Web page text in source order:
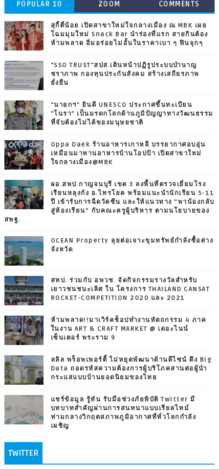
POPULAR 10 ZOOM COMMENTS
สุกี้ตี๋น้อย เปิดสาขาใหม่ใจกลางเมือง ณ MBK เผย
โฉมมุมใหม่ Snack Bar นำร่องที่แรก สายกินต้อง
ห้ามพลาด อิ่มอร่อยไม่อั้นในราคาเบา ๆ ฟินจุกๆ
"SSO TRUST"สปส.เดินหน้าปฏิรูประบบบำนาญ
ชราภาพ กองทุนประกันสังคม สร้างเสถียรภาพ
ยั่งยืน
"นายกฯ" ยินดี UNESCO ประกาศขึ้นทะเบียน
"โนรา" เป็นมรดกโลกด้านภูมิปัญญาทางวัฒนธรรม
ที่จับต้องไม่ได้ของมนุษยชาติ
Oppa Daek ร้านอาหารเกาหลี บรรยากาศอบอุ่น
เหมือนมาทานอาหารบ้านโอปป้า เปิดสาขาใหม่
ใจกลางเมือง@MBK
ผอ.สพป.กาญจนบุรี เขต 3 ลงพื้นที่ตรวจเยี่ยมโรง
เรียนหลุงกัง อ.ไทรโยค พร้อมแนะนำนักเรียน 5-11
ปี เข้ารับการฉีดวัคซีน และให้แนวทาง “พาน้องกลับ
สู่ห้องเรียน” กับคณะครูผู้บริหาร ตามนโยบายของ
สพฐ.
OCEAN Property ลุยต่อเจาะขุมทรัพย์กำลังซื้อต่าง
จังหวัด
สทป. ร่วมกับ อพวช. จัดกิจกรรมรางวัลสำหรับ
เยาวชนชนะเลิศ ใน โครงการ THAILAND CANSAT
ROCKET-COMPETITION 2020 และ 2021
ห้ามพลาด!!มาเวิร์คช็อปทำงานหัตถกรรม 4 ภาค
ในงาน ART & CRAFT MARKET @ เดอะไนน์
เซ็นเตอร์ พระราม 9
ลลิล พร็อพเพอร์ตี้ ไม่หยุดพัฒนาด้านดีไซน์ ดึง Big
Data ถอดรหัสความต้องการผู้บริโภคสานต่อผู้นำ
กระแสแบบบ้านยอดนิยมของไทย
แชร์ข้อมูล รู้ทัน รับมือช่วงภัยพิบัติ Twitter มี
บทบาทสำคัญผ่านการสนทนาแบบเรียลไทม์
ท่ามกลางวิกฤตสภาพภูมิอากาศที่ทั่วโลกกำลัง
เผชิญ
TWITTER